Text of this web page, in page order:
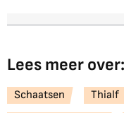
Lees meer over:
Schaatsen Thialf